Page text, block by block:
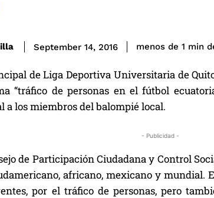
September 14, 2016 menos de 1 min
de Liga Deportiva Universitaria de
“tráfico de personas en el fútbol
a los miembros del balompié local.
- Publicidad -
de Participación Ciudadana y Control
africano, mexicano y mundial.
por el tráfico de personas, pero